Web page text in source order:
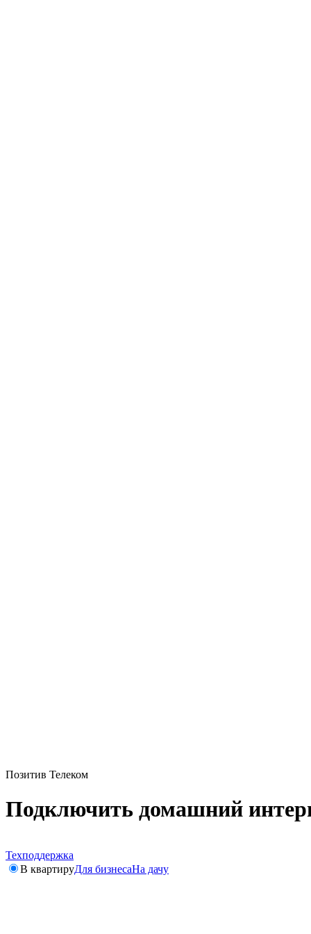
Позитив Телеком
Подключить домашний
Техподдержка
В квартируДля бизнесаНа дачу